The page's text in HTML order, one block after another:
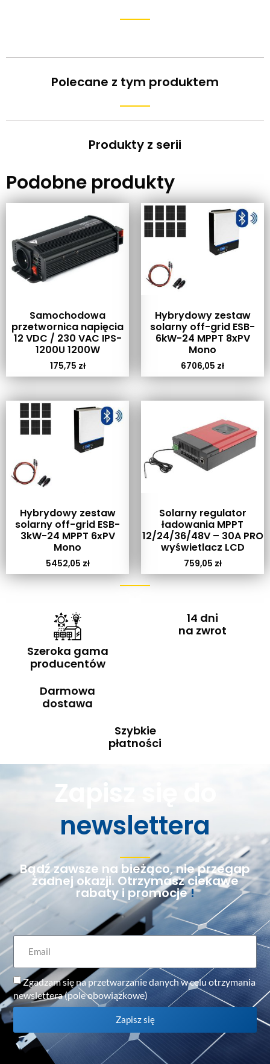
Polecane z tym produktem
Produkty z serii
Podobne produkty
Samochodowa
przetwornica napięcia
12 VDC / 230 VAC IPS-
1200U 1200W
175,75 zł
Hybrydowy zestaw
solarny off-grid ESB-
6kW-24 MPPT 8xPV
Mono
6706,05 zł
Hybrydowy zestaw
solarny off-grid ESB-
3kW-24 MPPT 6xPV
Mono
5452,05 zł
Solarny regulator
ładowania MPPT
12/24/36/48V – 30A PRO
wyświetlacz LCD
759,05 zł
Szeroka gama
producentów
14 dni
na zwrot
Darmowa
dostawa
Szybkie
płatności
Zapisz się do
newslettera
Bądź zawsze na bieżąco, nie przegap
żadnej okazji. Otrzymasz ciekawe
rabaty i promocje!
Zgadzam się na przetwarzanie danych w celu otrzymania
newslettera (pole obowiązkowe)
Zapisz się